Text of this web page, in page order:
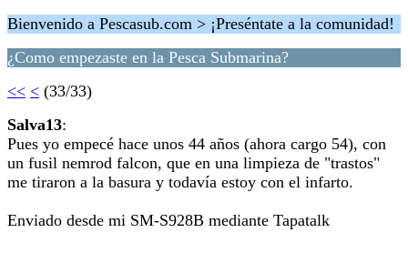
Bienvenido a Pescasub.com > ¡Preséntate a la comunidad!
¿Como empezaste en la Pesca Submarina?
<< < (33/33)
Salva13:
Pues yo empecé hace unos 44 años (ahora cargo 54), con
un fusil nemrod falcon, que en una limpieza de "trastos"
me tiraron a la basura y todavía estoy con el infarto.
Enviado desde mi SM-S928B mediante Tapatalk